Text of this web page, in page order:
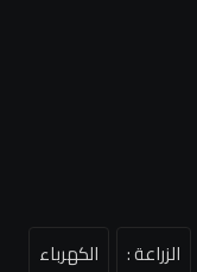
الزراعة :
الكهرباء